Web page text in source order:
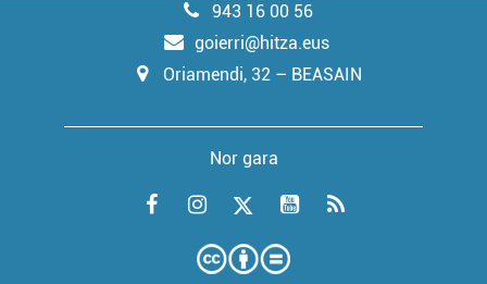
943 16 00 56
goierri@hitza.eus
Oriamendi, 32 – BEASAIN
Nor gara